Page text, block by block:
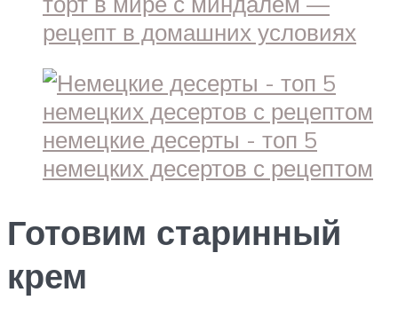
Готовим старинный
крем